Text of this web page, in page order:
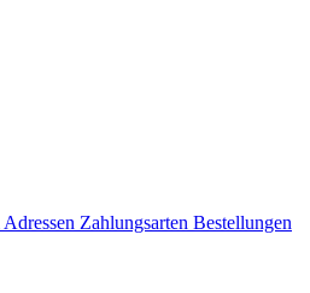
Adressen Zahlungsarten Bestellungen